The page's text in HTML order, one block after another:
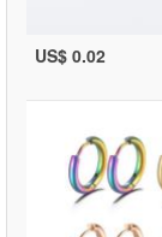
US$ 0.02